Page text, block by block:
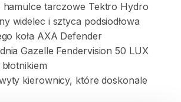
hamulce tarczowe Tektro Hydro
widelec i sztyca podsiodłowa
koła AXA Defender
Gazelle Fendervision 50 LUX
błotnikiem
kierownicy​,​ które doskonale